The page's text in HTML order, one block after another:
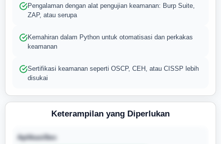
Pengalaman dengan alat pengujian keamanan: Burp Suite,
ZAP, atau serupa
Kemahiran dalam Python untuk otomatisasi dan perkakas
keamanan
Sertifikasi keamanan seperti OSCP, CEH, atau CISSP lebih
disukai
Keterampilan yang Diperlukan
AplikasiSec